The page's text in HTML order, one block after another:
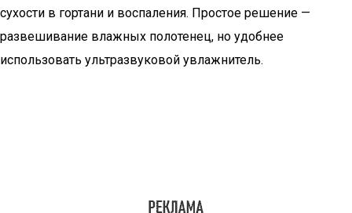
сухости в гортани и воспаления. Простое решение —
развешивание влажных полотенец, но удобнее
использовать ультразвуковой увлажнитель.